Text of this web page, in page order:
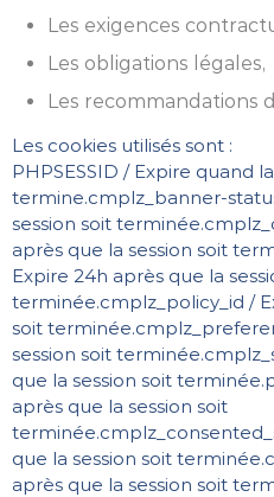
Les exigences
Les obligations légales,
Les recommandations
Les cookies utilisés sont :
PHPSESSID / Expire quand
termine.cmplz_banner-
session soit terminée.
après que la session soit
Expire 24h après que la
terminée.cmplz_policy_id /
soit terminée.
session soit terminée.
que la session soit terminée.
après que la session soit
terminée.
que la session soit terminée.
après que la session soit